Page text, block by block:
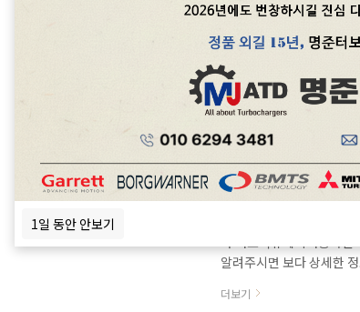
골프 7세대
터보차저고장은 엑츄에
정품신품터보와 터보엑
엔진형식으로 문의하면
매연과다발생에 있습니
GTD1244MVZ
2013 / 01-2016 / 12
더보기
SDV6 터보차저의 고장
와 터보엑츄에이터중국산
알려주시면 보다 상세한
ROVER DISCOVERY IV
더보기
1일 동안 안보기